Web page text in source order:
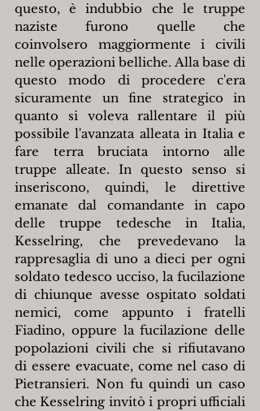
questo, è indubbio che le truppe
naziste furono quelle che
coinvolsero maggiormente i civili
nelle operazioni belliche. Alla base di
questo modo di procedere c'era
sicuramente un fine strategico in
quanto si voleva rallentare il più
possibile l'avanzata alleata in Italia e
fare terra bruciata intorno alle
truppe alleate. In questo senso si
inseriscono, quindi, le direttive
emanate dal comandante in capo
delle truppe tedesche in Italia,
Kesselring, che prevedevano la
rappresaglia di uno a dieci per ogni
soldato tedesco ucciso, la fucilazione
di chiunque avesse ospitato soldati
nemici, come appunto i fratelli
Fiadino, oppure la fucilazione delle
popolazioni civili che si rifiutavano
di essere evacuate, come nel caso di
Pietransieri. Non fu quindi un caso
che Kesselring invitò i propri ufficiali